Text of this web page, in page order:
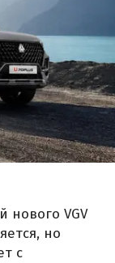
нового VGV
но
с